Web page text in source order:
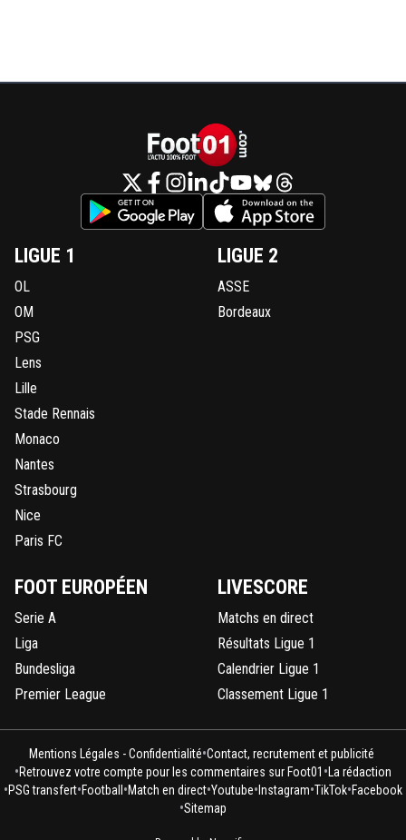
LIGUE 1
OL
OM
PSG
Lens
Lille
Stade Rennais
Monaco
Nantes
Strasbourg
Nice
Paris FC
LIGUE 2
ASSE
Bordeaux
FOOT EUROPÉEN
Serie A
Liga
Bundesliga
Premier League
LIVESCORE
Matchs en direct
Résultats Ligue 1
Calendrier Ligue 1
Classement Ligue 1
Mentions Légales - Confidentialité•Contact, recrutement et publicité
•Retrouvez votre compte pour les commentaires sur Foot01 • La rédaction
•PSG transfert•Football •Match en direct•Youtube• Instagram•TikTok•Facebook
•Sitemap